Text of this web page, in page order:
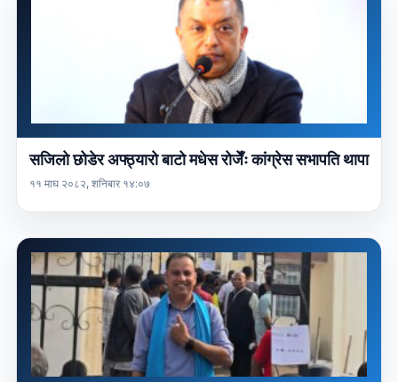
सजिलो छोडेर अफ्ठ्यारो बाटो मधेस रोजेँः कांग्रेस सभापति थापा
११ माघ २०८२, शनिबार १४:०७